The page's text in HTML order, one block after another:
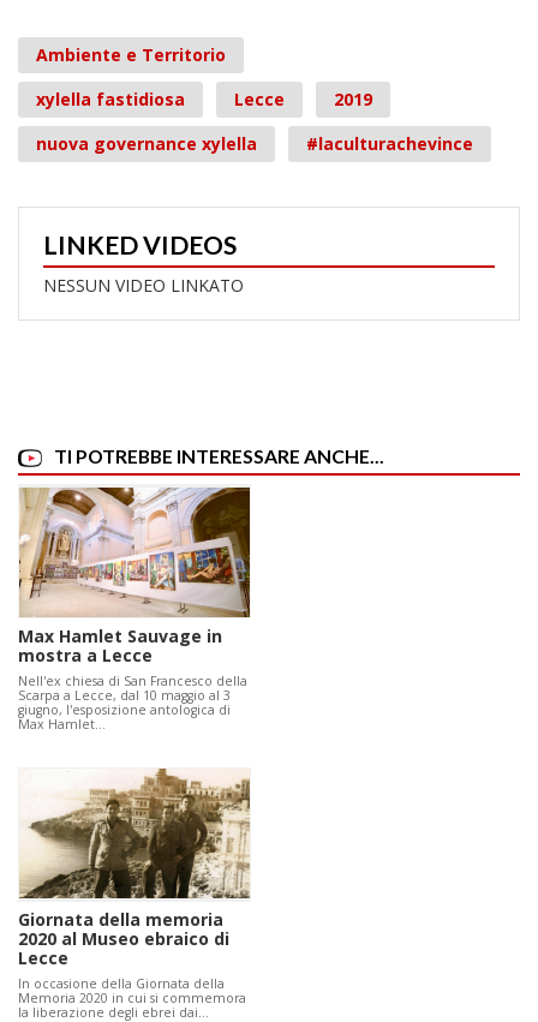
Ambiente e Territorio
xylella fastidiosa
Lecce
2019
nuova governance xylella
#laculturachevince
LINKED VIDEOS
NESSUN VIDEO LINKATO
TI POTREBBE INTERESSARE ANCHE...
Max Hamlet Sauvage in
mostra a Lecce
Nell'ex chiesa di San Francesco della
Scarpa a Lecce, dal 10 maggio al 3
giugno, l'esposizione antologica di
Max Hamlet…
Giornata della memoria
2020 al Museo ebraico di
Lecce
In occasione della Giornata della
Memoria 2020 in cui si commemora
la liberazione degli ebrei dai…